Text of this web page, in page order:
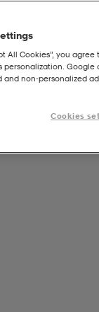
All Cookies”, you
personalization.
and non‑personalized
Cookies